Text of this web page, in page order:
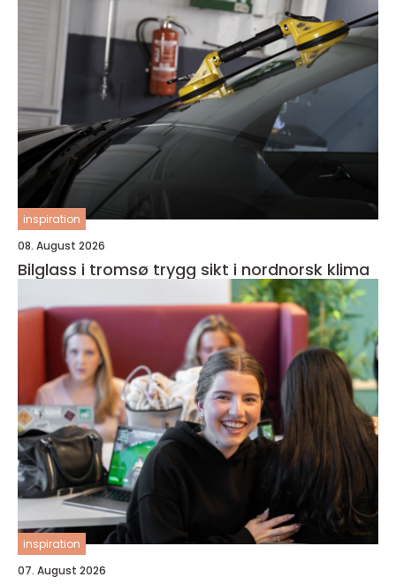
inspiration
08. August 2026
Bilglass i tromsø trygg sikt i nordnorsk klima
inspiration
07. August 2026